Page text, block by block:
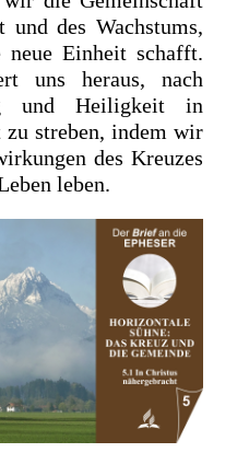
des Wachstums,
Einheit schafft.
uns heraus, nach
und Heiligkeit in
zu streben, indem wir
des Kreuzes
leben.